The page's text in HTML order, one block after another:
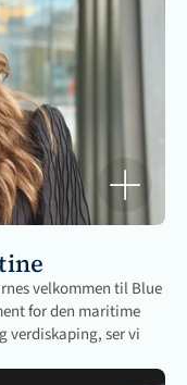
velkommen til Blue
for den maritime
verdiskaping, ser vi